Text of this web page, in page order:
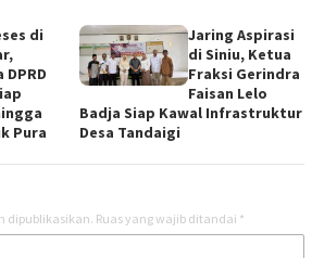
di
Pura
Jaring Aspirasi
di Siniu, Ketua
Fraksi Gerindra
Faisan Lelo
Badja Siap Kawal Infrastruktur
Desa Tandaigi
dipublikasikan. Ruas yang wajib ditandai *